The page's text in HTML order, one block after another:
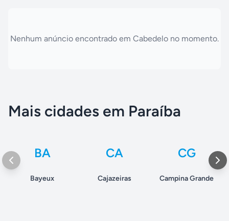
Nenhum anúncio encontrado em Cabedelo no momento.
Mais cidades em Paraíba
BA
Bayeux
CA
Cajazeiras
CG
Campina Grande